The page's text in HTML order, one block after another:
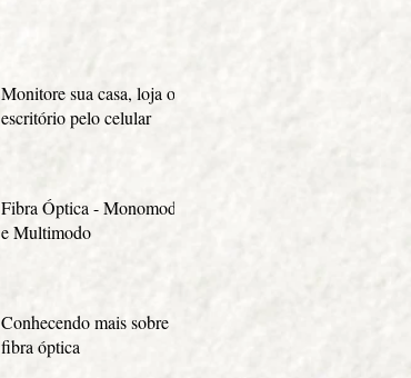
Monitore sua casa, loja ou
escritório pelo celular
Fibra Óptica - Monomodo
e Multimodo
Conhecendo mais sobre
fibra óptica